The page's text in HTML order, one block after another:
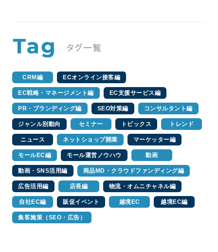
CRM編 ECオンライン接客編
EC戦略・マネージメント編 EC支援サービス編
PR・ブランディング編 SEO対策編 コンサルタント編
ジャンル別動向 セミナー トピックス トレンド
ニュース ネットショップ開業 マーケッター編
モールEC編 モール運営ノウハウ 動画
動画・SNS活用編 商品MD・クラウドファンディング編
広告活用編 店長編 物流・オムニチャネル編
自社EC編 販促イベント 越境EC 越境EC編
集客施策（SEO・広告）